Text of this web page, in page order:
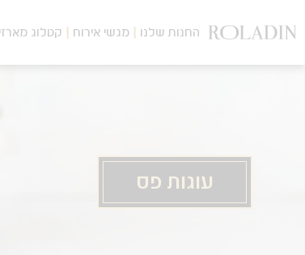
לתוכן
המרכזי
החנות שלנו מגשי אירוח קטלוג
עוגות פס